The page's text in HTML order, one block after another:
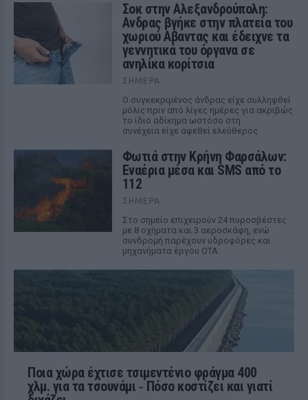
Σοκ στην Αλεξανδρούπολη:
Ανδρας βγήκε στην πλατεία του
χωριού Αβαντας και έδειχνε τα
γεννητικά του όργανα σε
ανηλίκα κορίτσια
ΣΉΜΕΡΑ
Ο συγκεκριμένος άνδρας είχε συλληφθεί
μόλις πριν από λίγες ημέρες για ακριβώς
το ίδιο αδίκημα ωστόσο στη
συνέχεια είχε αφεθεί ελεύθερος
Φωτιά στην Κρήνη Φαρσάλων:
Εναέρια μέσα και SMS από το
112
ΣΉΜΕΡΑ
Στο σημείο επιχειρούν 24 πυροσβέστες
με 8 οχήματα και 3 αεροσκάφη, ενώ
συνδρομή παρέχουν υδροφόρες και
μηχανήματα έργου ΟΤΑ.
Ποια χώρα έχτισε τσιμεντένιο φράγμα 400
χλμ. για τα τσουνάμι ‑ Πόσο κοστίζει και γιατί